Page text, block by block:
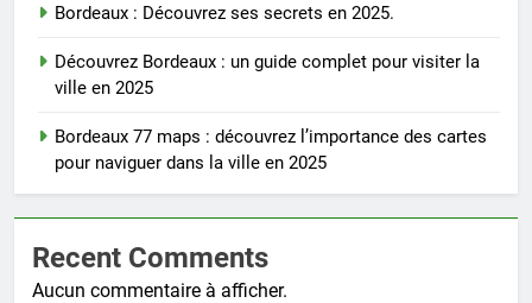
Bordeaux : Découvrez ses secrets en 2025.
Découvrez Bordeaux : un guide complet pour visiter la
ville en 2025
Bordeaux 77 maps : découvrez l’importance des cartes
pour naviguer dans la ville en 2025
Recent Comments
Aucun commentaire à afficher.